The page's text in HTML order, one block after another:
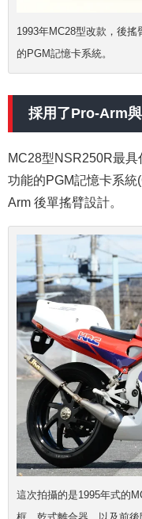
1993年MC28型改款，後
的PGM記憶卡系統。
採用了Pro-Arm
MC28型NSR250R最
功能的PGM記憶卡系
Arm 後單搖臂設計。
這次拍攝的是1995年式的
框、乾式離合器、以及前後